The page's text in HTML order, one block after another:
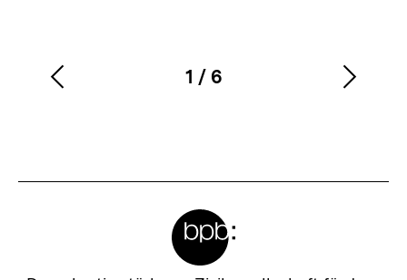
Karussellinhalt
1
von
/ 6
Vorherigen